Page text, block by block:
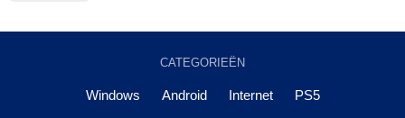
CATEGORIEËN
Windows Android Internet PS5